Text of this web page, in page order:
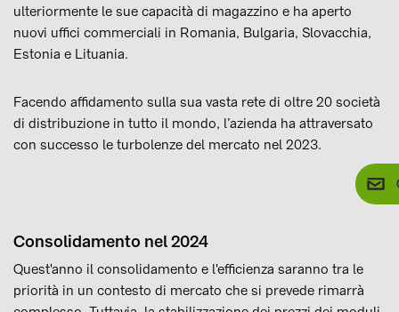
ulteriormente le sue capacità di magazzino e ha aperto
nuovi uffici commerciali in Romania, Bulgaria, Slovacchia,
Estonia e Lituania.
Facendo affidamento sulla sua vasta rete di oltre 20 società
di distribuzione in tutto il mondo, l’azienda ha attraversato
con successo le turbolenze del mercato nel 2023.
Consolidamento nel 2024
Quest'anno il consolidamento e l'efficienza saranno tra le
priorità in un contesto di mercato che si prevede rimarrà